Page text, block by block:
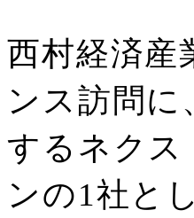
西村経済産
ンス訪問に
するネクス
ンの1社と